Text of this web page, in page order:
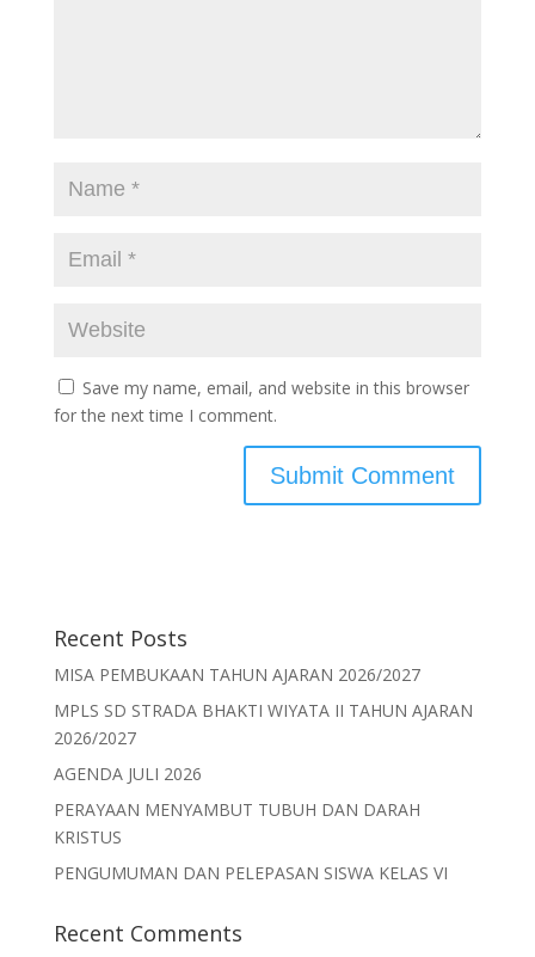
Save my name, email, and website in this browser
for the next time I comment.
Recent Posts
MISA PEMBUKAAN TAHUN AJARAN 2026/2027
MPLS SD STRADA BHAKTI WIYATA II TAHUN AJARAN
2026/2027
AGENDA JULI 2026
PERAYAAN MENYAMBUT TUBUH DAN DARAH
KRISTUS
PENGUMUMAN DAN PELEPASAN SISWA KELAS VI
Recent Comments